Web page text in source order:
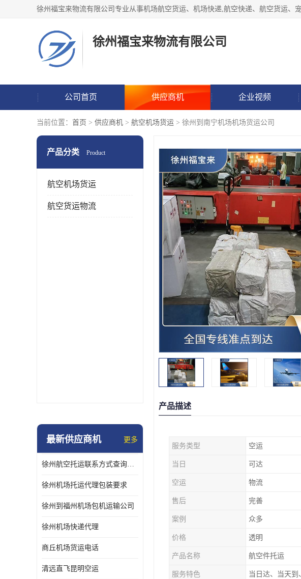
徐州福宝来物流有限公司
公司首页 供应商机 企业视频
当前位置： 首页 > 供应商机 > 航空机场货运 > 徐州到南宁机场机场货运公司
产品分类 Product
航空机场货运
航空货运物流
最新供应商机 更多
徐州航空托运联系方式查询网站
徐州机场托运代理包装要求
徐州到福州机场包机运输公司
徐州机场快递代理
商丘机场货运电话
清远直飞昆明空运
产品描述
服务类型 空运
当日 可达
空运 物流
售后 完善
案例 众多
价格 透明
产品名称 航空件托运
服务特色 当日达、当天到